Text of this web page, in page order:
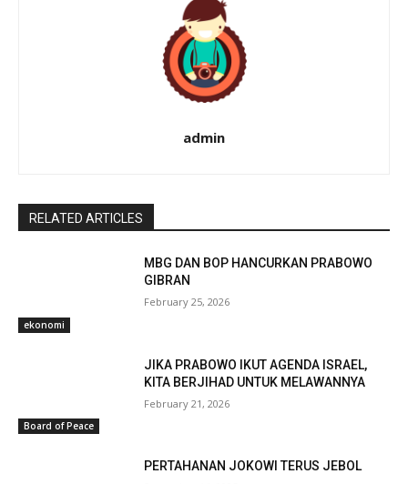
admin
RELATED ARTICLES
ekonomi
MBG DAN BOP HANCURKAN PRABOWO
GIBRAN
February 25, 2026
Board of Peace
JIKA PRABOWO IKUT AGENDA ISRAEL,
KITA BERJIHAD UNTUK MELAWANNYA
February 21, 2026
PERTAHANAN JOKOWI TERUS JEBOL